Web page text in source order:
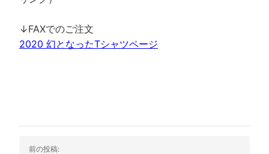
↓FAXでのご注文
2020 幻となったTシャツページ
投前の投稿: